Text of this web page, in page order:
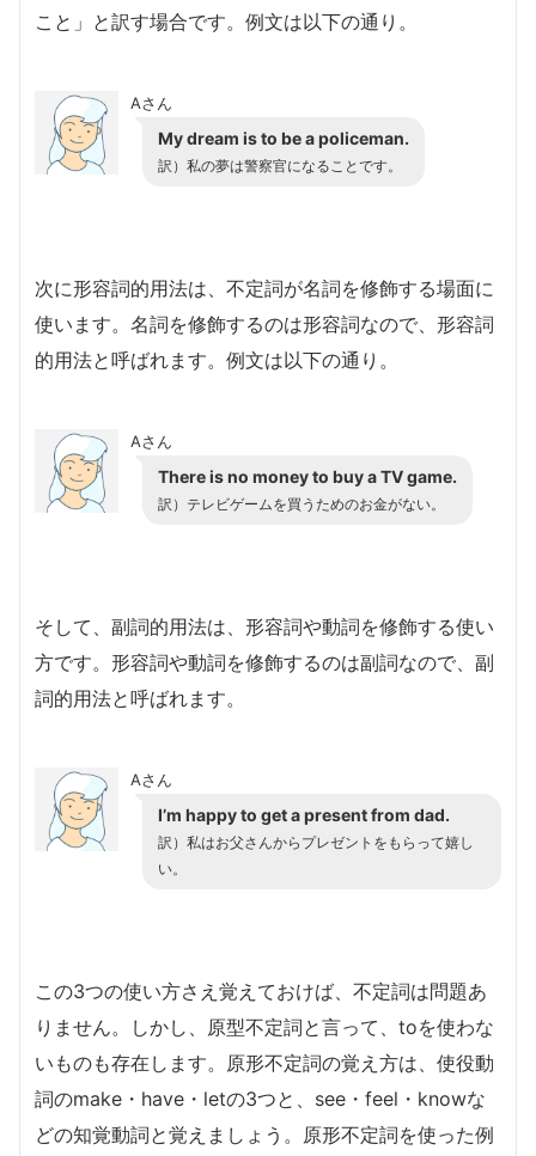
こと」と訳す場合です。例文は以下の通り。
Aさん
My dream is to be a policeman.
訳）私の夢は警察官になることです。
次に形容詞的用法は、不定詞が名詞を修飾する場面に
使います。名詞を修飾するのは形容詞なので、形容詞
的用法と呼ばれます。例文は以下の通り。
Aさん
There is no money to buy a TV game.
訳）テレビゲームを買うためのお金がない。
そして、副詞的用法は、形容詞や動詞を修飾する使い
方です。形容詞や動詞を修飾するのは副詞なので、副
詞的用法と呼ばれます。
Aさん
I’m happy to get a present from dad.
訳）私はお父さんからプレゼントをもらって嬉し
い。
この3つの使い方さえ覚えておけば、不定詞は問題あ
りません。しかし、原型不定詞と言って、toを使わな
いものも存在します。原形不定詞の覚え方は、使役動
詞のmake・have・letの3つと、see・feel・knowな
どの知覚動詞と覚えましょう。原形不定詞を使った例